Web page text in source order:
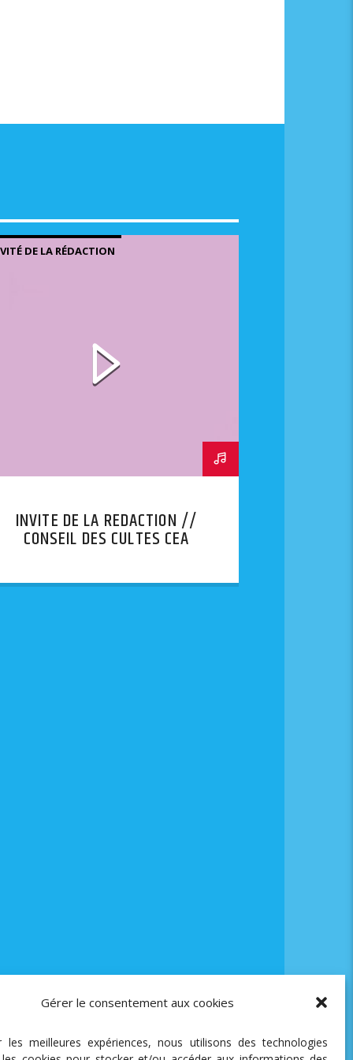
Gérer le consentement aux cookies
les meilleures expériences, nous utilisons des technologies
DE LA RÉDACTION
INVITE DE LA REDACTION //
CONSEIL DES CULTES CEA